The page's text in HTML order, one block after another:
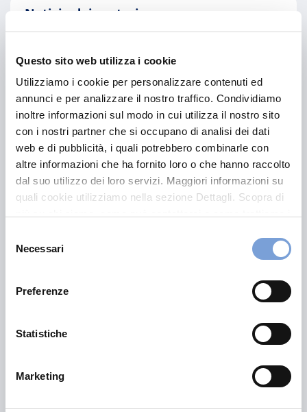
Questo sito web utilizza i cookie
Utilizziamo i cookie per personalizzare contenuti ed
annunci e per analizzare il nostro traffico. Condividiamo
inoltre informazioni sul modo in cui utilizza il nostro sito
con i nostri partner che si occupano di analisi dei dati
web e di pubblicità, i quali potrebbero combinarle con
altre informazioni che ha fornito loro o che hanno raccolto
dal suo utilizzo dei loro servizi. Maggiori informazioni su
quali cookie utilizziamo nella sezione Dettagli. Scopra di
può trovare nel footer del sito nella sezione "Informativa
delNecessari
Preferenze
Statistiche
Marketing
Notizie dai gestori
Vai
Quotazioni
Vai